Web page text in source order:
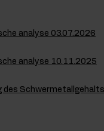
analyse 03.07.2026
analyse 10.11.2025
des